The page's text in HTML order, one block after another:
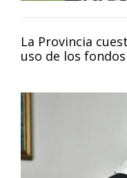
La Provincia
uso de los